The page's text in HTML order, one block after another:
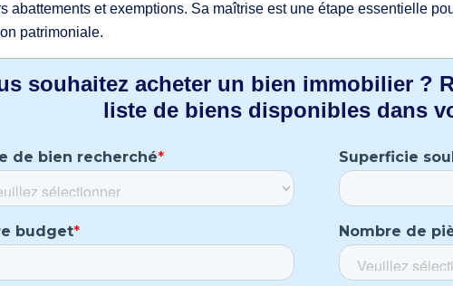
abattements et exemptions. Sa maîtrise est une étape essentielle
patrimoniale.
souhaitez acheter un bien immobilier ?
liste de biens disponibles dans